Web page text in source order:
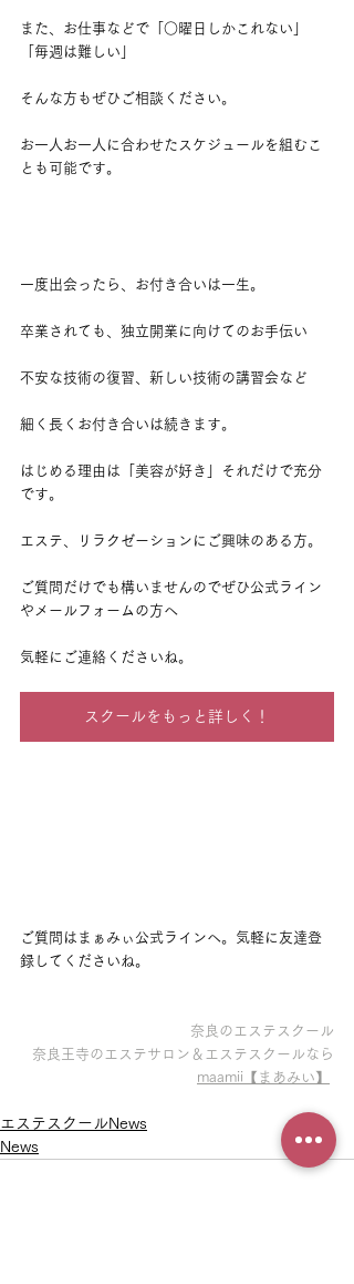
また、お仕事などで「○曜日しかこれない」
「毎週は難しい」
そんな方もぜひご相談ください。
お一人お一人に合わせたスケジュールを組むこ
とも可能です。
一度出会ったら、お付き合いは一生。
卒業されても、独立開業に向けてのお手伝い
不安な技術の復習、新しい技術の講習会など
細く長くお付き合いは続きます。
はじめる理由は「美容が好き」それだけで充分
です。
エステ、リラクゼーションにご興味のある方。
ご質問だけでも構いませんのでぜひ公式ライン
やメールフォームの方へ
気軽にご連絡くださいね。
スクールをもっと詳しく！
ご質問はまぁみぃ公式ラインへ。気軽に友達登
録してくださいね。
奈良のエステスクール
奈良王寺のエステサロン＆エステスクールなら
maamii【まあみい】
エステスクールNews
News